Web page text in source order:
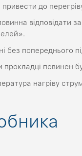
до
відповідати
без попереднього
прокладці повинен
нагріву